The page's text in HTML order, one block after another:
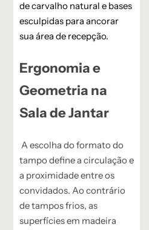
de carvalho natural e bases
esculpidas para ancorar
sua área de recepção.
Ergonomia e
Geometria na
Sala de Jantar
A escolha do formato do
tampo define a circulação e
a proximidade entre os
convidados. Ao contrário
de tampos frios, as
superfícies em madeira